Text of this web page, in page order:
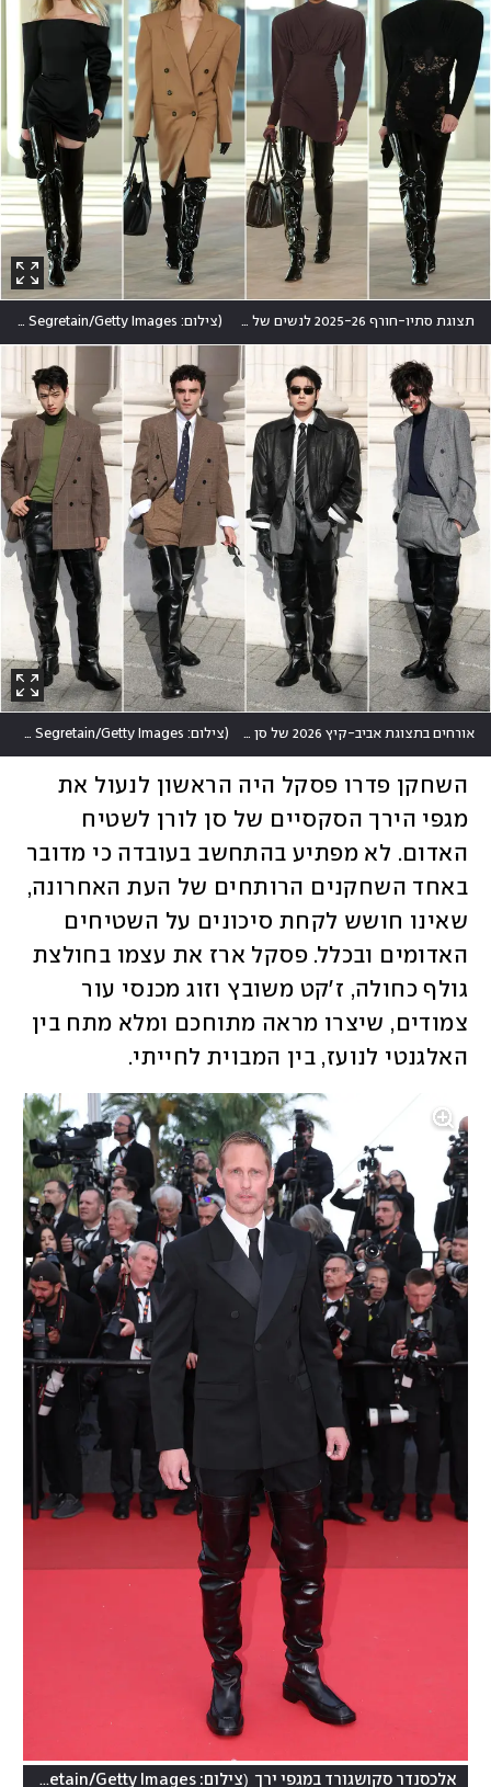
תצוגת סתיו-חורף 2025-26 לנשים של סטלה מקרטני (צילום: Pascal Le Segretain/Getty Images
אורחים בתצוגת אביב-קיץ 2026 של סן לורן לגברים (צילום: Pascal Le Segretain/Getty Images
השחקן פדרו פסקל היה הראשון לנעול את
האלגנטי לנועז, בין המבוית לחייתי.
אלכסנדר סקושגורד במגפי ירך (צילום: Pascal Le Segretain/Getty Images